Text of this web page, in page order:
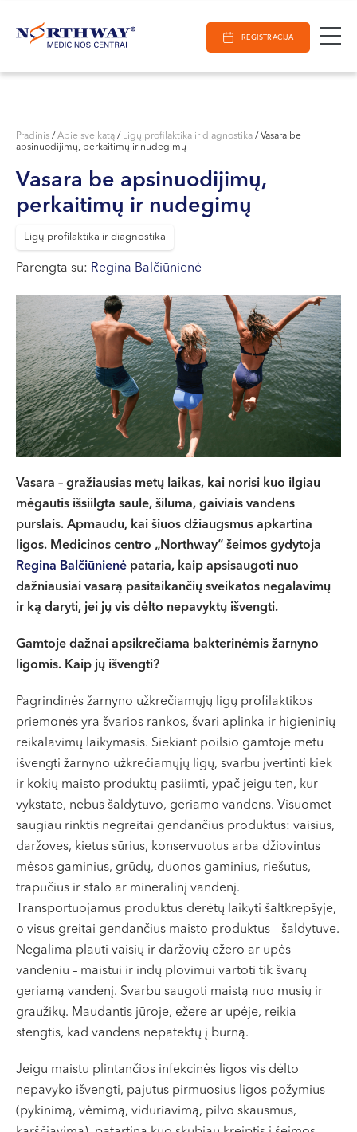
Darbo laikas
Darbo laikas:
I-V 07:30 - 20:30
VI 09:00 - 15:00
Kaunas
Miško g. 25A
Darbo laikas:
I-V 08:00 - 20:00
VI 09:00 - 15:00
VII --
Klaipėda
Dragūnų g. 2
Darbo laikas:
I-V 08:00 - 20:00
VI, VII --
Naujoji Uosto g. 9
Darbo laikas:
I-V 08:00 - 20:00
VI 09:00 - 15:00
VII --
Kretinga
J. Basanavičiaus g. 80
I-V 08:00 - 20:00
VI, VII --
Paieška REGISTRACIJA
E-Registracija
Pradinis / Apie sveikatą / Ligų profilaktika ir diagnostika / Vasara be
apsinuodijimų, perkaitimų ir nudegimų
Vasara be apsinuodijimų,
perkaitimų ir nudegimų
Ligų profilaktika ir diagnostika
Parengta su: Regina Balčiūnienė
Vasara – gražiausias metų laikas, kai norisi kuo ilgiau
mėgautis išsiilgta saule, šiluma, gaiviais vandens
purslais. Apmaudu, kai šiuos džiaugsmus apkartina
ligos. Medicinos centro „Northway“ šeimos gydytoja
Regina Balčiūnienė pataria, kaip apsisaugoti nuo
dažniausiai vasarą pasitaikančių sveikatos negalavimų
ir ką daryti, jei jų vis dėlto nepavyktų išvengti.
Gamtoje dažnai apsikrečiama bakterinėmis žarnyno
ligomis. Kaip jų išvengti?
Pagrindinės žarnyno užkrečiamųjų ligų profilaktikos
priemonės yra švarios rankos, švari aplinka ir higieninių
reikalavimų laikymasis. Siekiant poilsio gamtoje metu
išvengti žarnyno užkrečiamųjų ligų, svarbu įvertinti kiek
ir kokių maisto produktų pasiimti, ypač jeigu ten, kur
vykstate, nebus šaldytuvo, geriamo vandens. Visuomet
saugiau rinktis negreitai gendančius produktus: vaisius,
daržoves, kietus sūrius, konservuotus arba džiovintus
mėsos gaminius, grūdų, duonos gaminius, riešutus,
trapučius ir stalo ar mineralinį vandenį.
Transportuojamus produktus derėtų laikyti šaltkrepšyje,
o visus greitai gendančius maisto produktus – šaldytuve.
Negalima plauti vaisių ir daržovių ežero ar upės
vandeniu – maistui ir indų plovimui vartoti tik švarų
geriamą vandenį. Svarbu saugoti maistą nuo musių ir
graužikų. Maudantis jūroje, ežere ar upėje, reikia
stengtis, kad vandens nepatektų į burną.
Jeigu maistu plintančios infekcinės ligos vis dėlto
nepavyko išvengti, pajutus pirmuosius ligos požymius
(pykinimą, vėmimą, viduriavimą, pilvo skausmus,